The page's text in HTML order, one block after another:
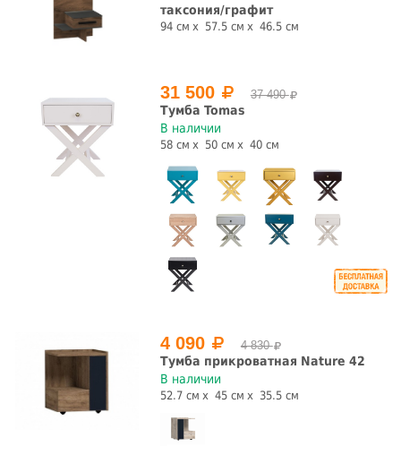
Глянец С нишей
С полкой
да
Страна производства
Китай Россия
таксония/графит
94 см 57.5 см 46.5 см
31 500 37 490
Тумба Tomas
В наличии
58 см 50 см 40 см
4 090 4 830
Тумба прикроватная Nature 42
В наличии
52.7 см 45 см 35.5 см